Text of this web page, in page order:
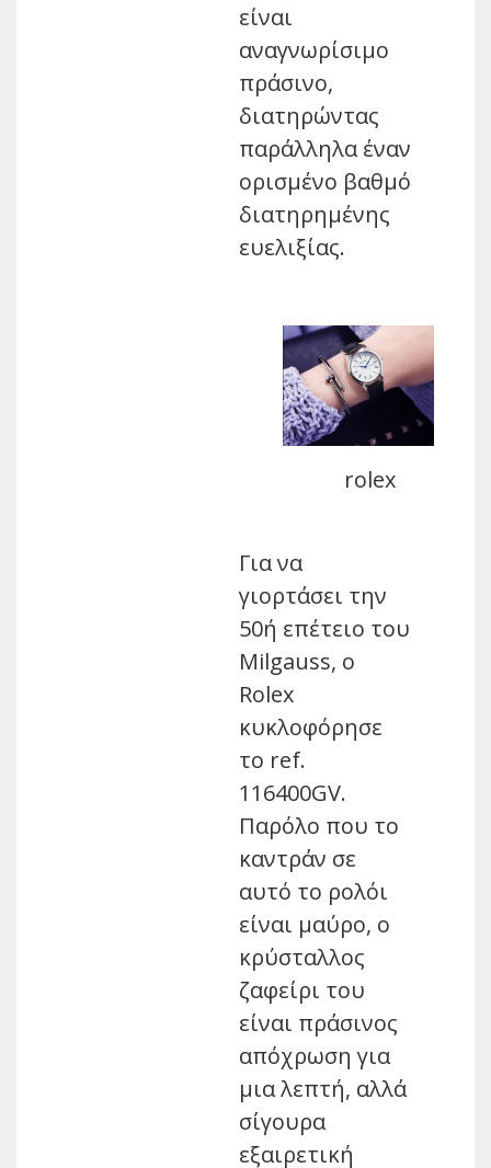
είναι
αναγνωρίσιμο
πράσινο,
διατηρώντας
παράλληλα έναν
ορισμένο βαθμό
διατηρημένης
ευελιξίας.
rolex
Για να
γιορτάσει την
50ή επέτειο του
Milgauss, ο
Rolex
κυκλοφόρησε
το ref.
116400GV.
Παρόλο που το
καντράν σε
αυτό το ρολόι
είναι μαύρο, ο
κρύσταλλος
ζαφείρι του
είναι πράσινος
απόχρωση για
μια λεπτή, αλλά
σίγουρα
εξαιρετική